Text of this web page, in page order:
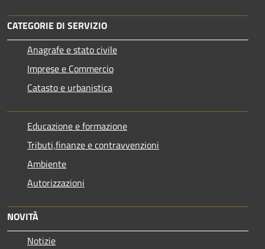
CATEGORIE DI SERVIZIO
Anagrafe e stato civile
Imprese e Commercio
Catasto e urbanistica
Educazione e formazione
Tributi,finanze e contravvenzioni
Ambiente
Autorizzazioni
NOVITÀ
Notizie